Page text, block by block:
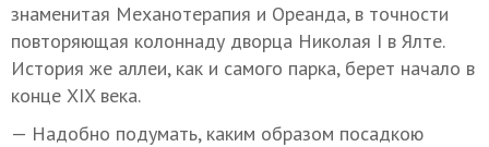
знаменитая Механотерапия и Ореанда, в точности
повторяющая колоннаду дворца Николая I в Ялте.
История же аллеи, как и самого парка, берет начало в
конце XIX века.
— Надобно подумать, каким образом посадкою